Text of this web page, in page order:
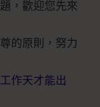
，歡迎您先來
的原則，努力
作天才能出